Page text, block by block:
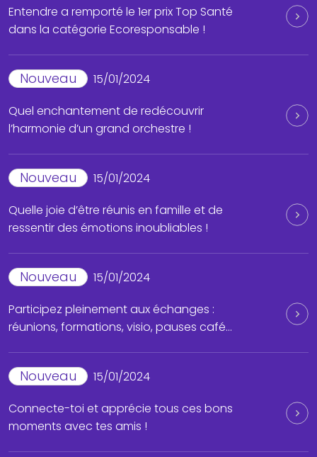
Entendre a remporté le 1er prix Top Santé
dans la catégorie Ecoresponsable !
Nouveau
15/01/2024
Quel enchantement de redécouvrir
l’harmonie d’un grand orchestre !
Nouveau
15/01/2024
Quelle joie d’être réunis en famille et de
ressentir des émotions inoubliables !
Nouveau
15/01/2024
Participez pleinement aux échanges :
réunions, formations, visio, pauses café…
Nouveau
15/01/2024
Connecte-toi et apprécie tous ces bons
moments avec tes amis !